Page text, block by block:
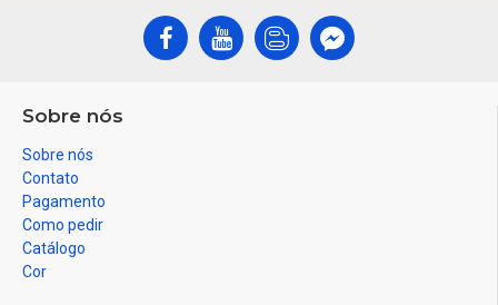
Sobre nós
Sobre nós
Contato
Pagamento
Como pedir
Catálogo
Cor